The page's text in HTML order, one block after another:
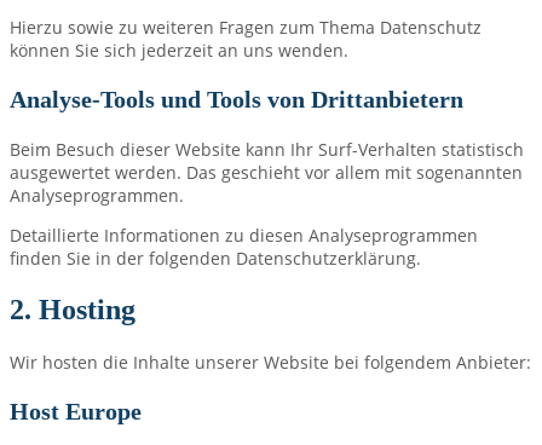
Hierzu sowie zu weiteren Fragen zum Thema Datenschutz
können Sie sich jederzeit an uns wenden.
Analyse-Tools und Tools von Dritt­anbietern
Beim Besuch dieser Website kann Ihr Surf-Verhalten statistisch
ausgewertet werden. Das geschieht vor allem mit sogenannten
Analyseprogrammen.
Detaillierte Informationen zu diesen Analyseprogrammen
finden Sie in der folgenden Datenschutzerklärung.
2. Hosting
Wir hosten die Inhalte unserer Website bei folgendem Anbieter:
Host Europe